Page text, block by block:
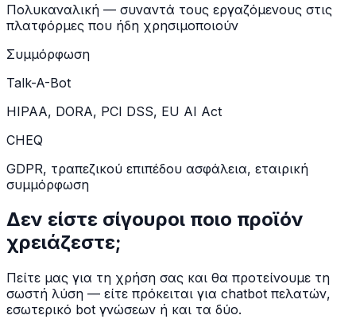
Πολυκαναλική — συναντά τους εργαζόμενους στις
πλατφόρμες που ήδη χρησιμοποιούν
Συμμόρφωση
Talk-A-Bot
HIPAA, DORA, PCI DSS, EU AI Act
CHEQ
GDPR, τραπεζικού επιπέδου ασφάλεια, εταιρική
συμμόρφωση
Δεν είστε σίγουροι ποιο προϊόν
χρειάζεστε;
Πείτε μας για τη χρήση σας και θα προτείνουμε τη
σωστή λύση — είτε πρόκειται για chatbot πελατών,
εσωτερικό bot γνώσεων ή και τα δύο.